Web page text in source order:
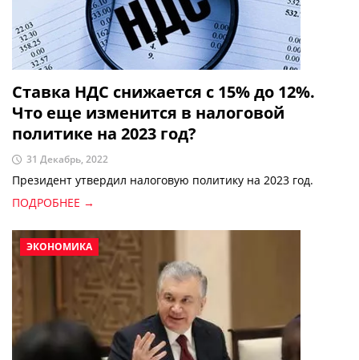
Ставка НДС снижается с 15% до 12%.
Что еще изменится в налоговой
политике на 2023 год?
31 Декабрь, 2022
Президент утвердил налоговую политику на 2023 год.
ПОДРОБНЕЕ →
ЭКОНОМИКА